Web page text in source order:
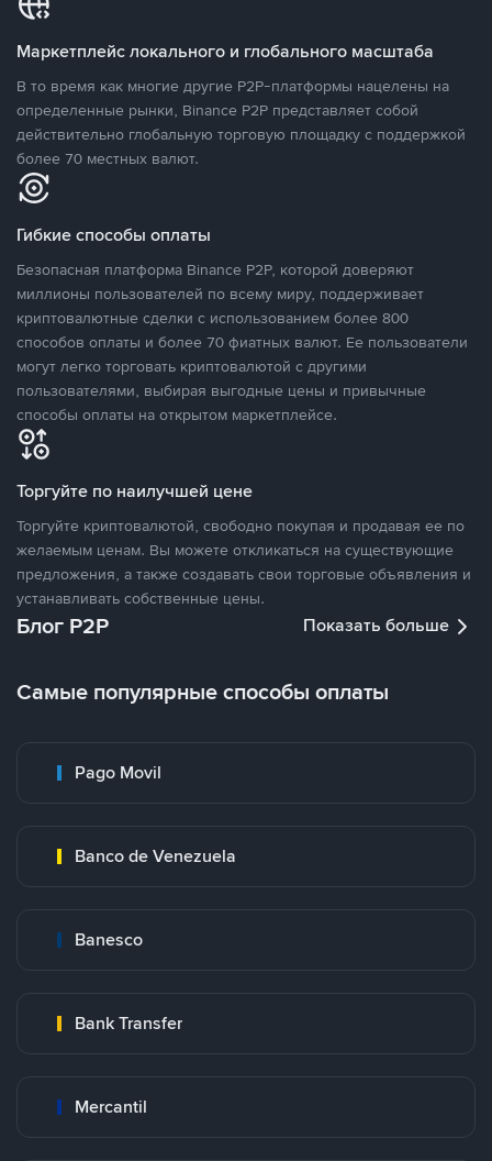
Маркетплейс локального и глобального масштаба
В то время как многие другие P2P-платформы нацелены на
определенные рынки, Binance P2P представляет собой
действительно глобальную торговую площадку с поддержкой
более 70 местных валют.
Гибкие способы оплаты
Безопасная платформа Binance P2P, которой доверяют
миллионы пользователей по всему миру, поддерживает
криптовалютные сделки с использованием более 800
способов оплаты и более 70 фиатных валют. Ее пользователи
могут легко торговать криптовалютой с другими
пользователями, выбирая выгодные цены и привычные
способы оплаты на открытом маркетплейсе.
Торгуйте по наилучшей цене
Торгуйте криптовалютой, свободно покупая и продавая ее по
желаемым ценам. Вы можете откликаться на существующие
предложения, а также создавать свои торговые объявления и
устанавливать собственные цены.
Блог P2P Показать больше
Самые популярные способы оплаты
Pago Movil
Banco de Venezuela
Banesco
Bank Transfer
Mercantil